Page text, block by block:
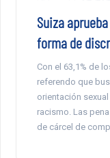
Suiza
forma de
Con el 63,1% de
referendo que
orientación
racismo. Las
de cárcel de